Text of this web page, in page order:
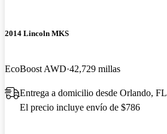
2014 Lincoln MKS
EcoBoost AWD 42,729 millas
Entrega a domicilio desde Orlando, FL
El precio incluye envío de $786